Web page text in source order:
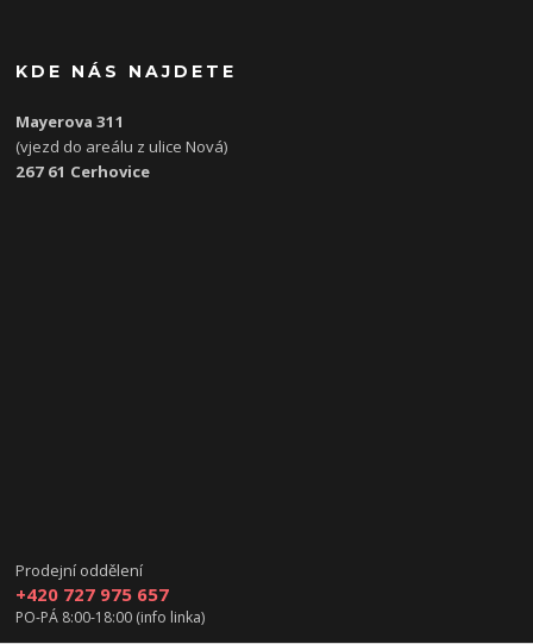
KDE NÁS NAJDETE
Mayerova 311
(vjezd do areálu z ulice Nová)
267 61 Cerhovice
Prodejní oddělení
+420 727 975 657
PO-PÁ 8:00-18:00 (info linka)